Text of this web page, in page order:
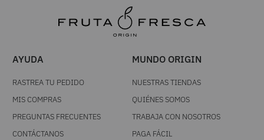
AYUDA
RASTREA TU PEDIDO
MIS COMPRAS
PREGUNTAS FRECUENTES
CONTÁCTANOS
MUNDO ORIGIN
NUESTRAS TIENDAS
QUIÉNES SOMOS
TRABAJA CON NOSOTROS
PAGA FÁCIL